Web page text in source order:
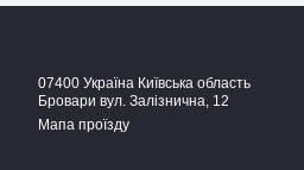
07400 Україна Київська область
Бровари вул. Залізнична, 12
Мапа проїзду